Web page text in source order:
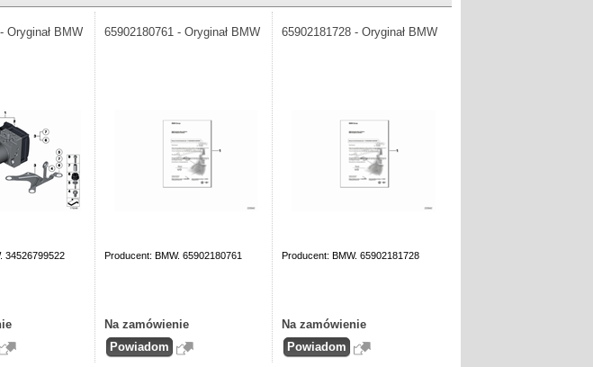
Oryginał BMW
34526799522
65902180761 - Oryginał BMW
Producent: BMW. 65902180761
Na zamówienie
65902181728 - Oryginał BMW
Producent: BMW. 65902181728
Na zamówienie